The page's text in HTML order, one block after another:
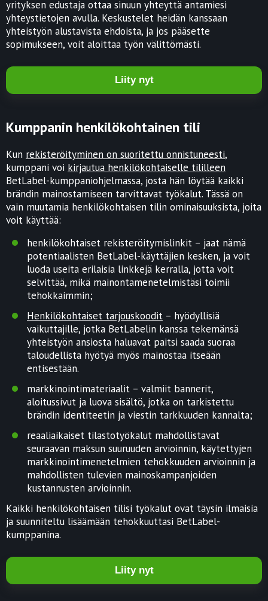
yrityksen edustaja ottaa sinuun yhteyttä antamiesi
yhteystietojen avulla. Keskustelet heidän kanssaan
yhteistyön alustavista ehdoista, ja jos pääsette
sopimukseen, voit aloittaa työn välittömästi.
Liity nyt
Kumppanin henkilökohtainen tili
Kun rekisteröityminen on suoritettu onnistuneesti,
kumppani voi kirjautua henkilökohtaiselle tililleen
BetLabel-kumppaniohjelmassa, josta hän löytää kaikki
brändin mainostamiseen tarvittavat työkalut. Tässä on
vain muutamia henkilökohtaisen tilin ominaisuuksista, joita
voit käyttää:
henkilökohtaiset rekisteröitymislinkit – jaat nämä
potentiaalisten BetLabel-käyttäjien kesken, ja voit
luoda useita erilaisia linkkejä kerralla, jotta voit
selvittää, mikä mainontamenetelmistäsi toimii
tehokkaimmin;
Henkilökohtaiset tarjouskoodit – hyödyllisiä
vaikuttajille, jotka BetLabelin kanssa tekemänsä
yhteistyön ansiosta haluavat paitsi saada suoraa
taloudellista hyötyä myös mainostaa itseään
entisestään.
markkinointimateriaalit – valmiit bannerit,
aloitussivut ja luova sisältö, jotka on tarkistettu
brändin identiteetin ja viestin tarkkuuden kannalta;
reaaliaikaiset tilastotyökalut mahdollistavat
seuraavan maksun suuruuden arvioinnin, käytettyjen
markkinointimenetelmien tehokkuuden arvioinnin ja
mahdollisten tulevien mainoskampanjoiden
kustannusten arvioinnin.
Kaikki henkilökohtaisen tilisi työkalut ovat täysin ilmaisia
ja suunniteltu lisäämään tehokkuuttasi BetLabel-
kumppanina.
Liity nyt